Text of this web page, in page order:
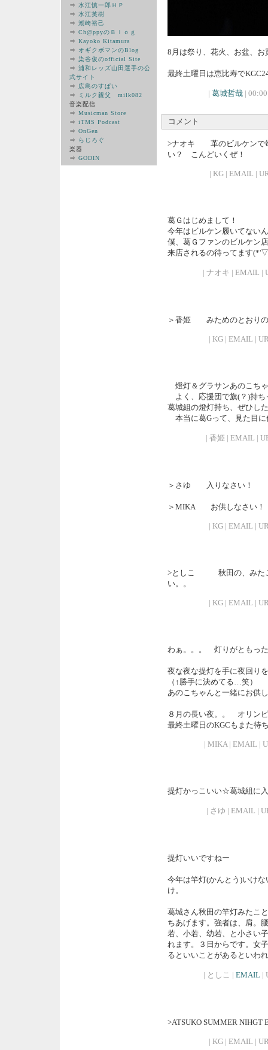
⇒ 水江慎一郎ＨＰ
⇒ 水江英樹
⇒ 潮崎裕己
⇒ Ch@ppyのＢｌｏｇ
⇒ Kayoko Kitamura
⇒ オギクボマンのBlog
⇒ 染谷俊のofficial Site
⇒ 浦和レッズ山田選手の公
式サイト
⇒ 広島のすぱい
⇒
ミルク親父 milk082
音楽配信
⇒ Musicman Store
⇒ iTMS Podcast
⇒ OnGen
⇒ らじろぐ
楽器
⇒ GODIN
8月は祭り、花火、お盆、
最終土曜日は恵比寿で
| 葛城哲哉|
コメント
>ナオキ 革のビルケンで
い？ こんどいくぜ！
| KG | EMAIL |
葛Ｇはじめまして！
今年はビルケン履いてない
僕、葛Ｇファンのビルケン
来店されるの待ってます
| ナオキ | EMAIL |
＞香姫 みためのとおりの
| KG | EMAIL |
燈灯＆グラサンあのこち
よく、応援団で旗(？)持ち
葛城組の燈灯持ち、ぜひし
本当に葛Gって、見た目
| 香姫 | EMAIL |
＞さゆ 入りなさい！
＞MIKA お供しなさい！
| KG | EMAIL |
>としこ 秋田の、みたこ
い。。
| KG | EMAIL |
わぁ。。。 灯りがともっ
夜な夜な提灯を手に夜回り
（↑勝手に決めてる…笑）
あのこちゃんと一緒にお供
８月の長い夜。。 オリン
最終土曜日のKGCもまた待
| MIKA | EMAIL |
提灯かっこいい☆葛城組に
| さゆ | EMAIL |
提灯いいですねー
今年は竿灯(かんとう)いけ
け。
葛城さん秋田の竿灯みたこ
ちあげます。強者は、肩。
若、小若、幼若、と小さい
れます。３日からです。女
るといいことがあるといわ
| としこ | EMAIL |
>ATSUKO SUMMER
| KG | EMAIL |